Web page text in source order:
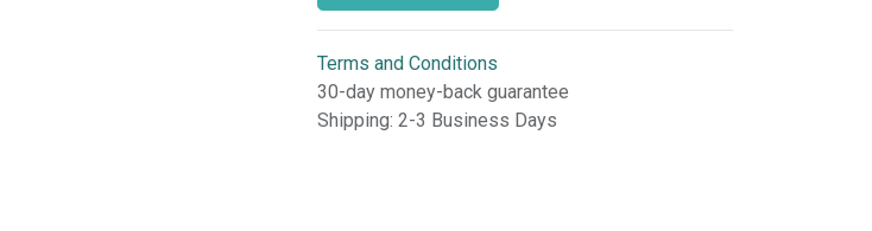
Terms and Conditions
30-day money-back guarantee
Shipping: 2-3 Business Days